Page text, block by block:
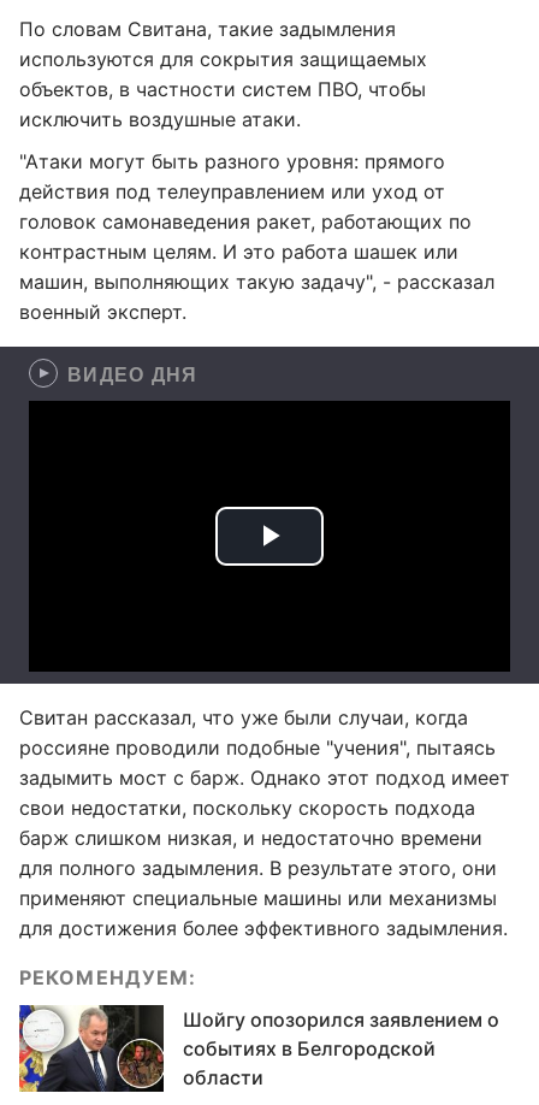
По словам Свитана, такие задымления
используются для сокрытия защищаемых
объектов, в частности систем ПВО, чтобы
исключить воздушные атаки.
"Атаки могут быть разного уровня: прямого
действия под телеуправлением или уход от
головок самонаведения ракет, работающих по
контрастным целям. И это работа шашек или
машин, выполняющих такую задачу", - рассказал
военный эксперт.
ВИДЕО ДНЯ
Свитан рассказал, что уже были случаи, когда
россияне проводили подобные "учения", пытаясь
задымить мост с барж. Однако этот подход имеет
свои недостатки, поскольку скорость подхода
барж слишком низкая, и недостаточно времени
для полного задымления. В результате этого, они
применяют специальные машины или механизмы
для достижения более эффективного задымления.
РЕКОМЕНДУЕМ:
Шойгу опозорился заявлением о
событиях в Белгородской
области